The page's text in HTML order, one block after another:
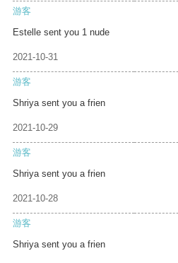
游客
Estelle sent you 1 nude
2021-10-31
游客
Shriya sent you a frien
2021-10-29
游客
Shriya sent you a frien
2021-10-28
游客
Shriya sent you a frien